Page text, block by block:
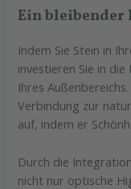
Ein bleibender
Indem Sie Stein in
investieren Sie in
Ihres
Verbindung zur
auf, indem er
Durch die
nicht nur optische